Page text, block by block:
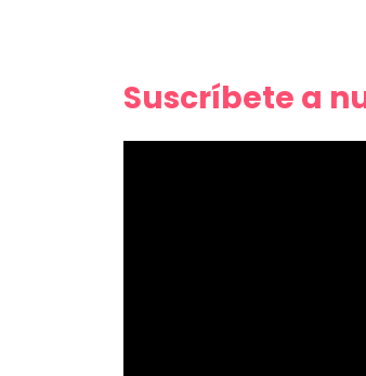
Suscríbete a